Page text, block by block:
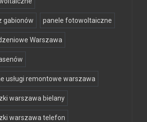
gabionów panele fotowoltaiczne
Warszawa
usługi remontowe warszawa
warszawa bielany
warszawa telefon